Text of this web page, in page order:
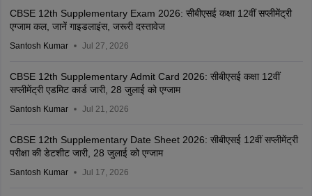
CBSE 12th Supplementary Exam 2026: सीबीएसई कक्षा 12वीं सप्लीमेंट्री
एग्जाम कल, जानें गाइडलाइंस, जरूरी दस्तावेज
Santosh Kumar Jul 27, 2026
CBSE 12th Supplementary Admit Card 2026: सीबीएसई कक्षा 12वीं
सप्लीमेंट्री एडमिट कार्ड जारी, 28 जुलाई को एग्जाम
Santosh Kumar Jul 21, 2026
CBSE 12th Supplementary Date Sheet 2026: सीबीएसई 12वीं सप्लीमेंट्री
परीक्षा की डेटशीट जारी, 28 जुलाई को एग्जाम
Santosh Kumar Jul 17, 2026